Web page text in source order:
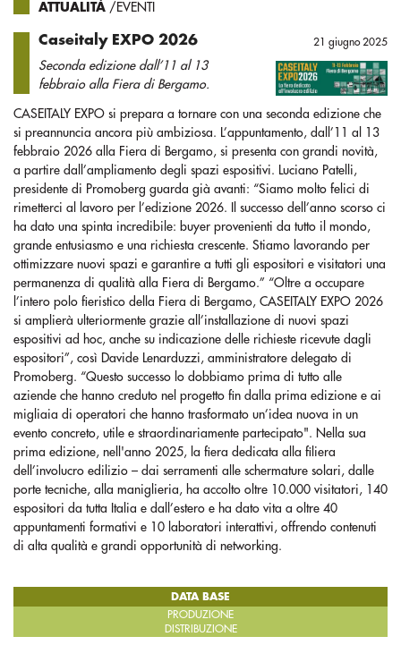
ATTUALITÀ /EVENTI
Caseitaly EXPO 2026
Seconda edizione dall’11 al 13
febbraio alla Fiera di Bergamo.
21 giugno 2025
CASEITALY EXPO si prepara a tornare con una seconda edizione che
si preannuncia ancora più ambiziosa. L’appuntamento, dall’11 al 13
febbraio 2026 alla Fiera di Bergamo, si presenta con grandi novità,
a partire dall’ampliamento degli spazi espositivi. Luciano Patelli,
presidente di Promoberg guarda già avanti: “Siamo molto felici di
rimetterci al lavoro per l’edizione 2026. Il successo dell’anno scorso ci
ha dato una spinta incredibile: buyer provenienti da tutto il mondo,
grande entusiasmo e una richiesta crescente. Stiamo lavorando per
ottimizzare nuovi spazi e garantire a tutti gli espositori e visitatori una
permanenza di qualità alla Fiera di Bergamo.” “Oltre a occupare
l’intero polo fieristico della Fiera di Bergamo, CASEITALY EXPO 2026
si amplierà ulteriormente grazie all’installazione di nuovi spazi
espositivi ad hoc, anche su indicazione delle richieste ricevute dagli
espositori”, così Davide Lenarduzzi, amministratore delegato di
Promoberg. “Questo successo lo dobbiamo prima di tutto alle
aziende che hanno creduto nel progetto fin dalla prima edizione e ai
migliaia di operatori che hanno trasformato un’idea nuova in un
evento concreto, utile e straordinariamente partecipato". Nella sua
prima edizione, nell'anno 2025, la fiera dedicata alla filiera
dell’involucro edilizio – dai serramenti alle schermature solari, dalle
porte tecniche, alla maniglieria, ha accolto oltre 10.000 visitatori, 140
espositori da tutta Italia e dall’estero e ha dato vita a oltre 40
appuntamenti formativi e 10 laboratori interattivi, offrendo contenuti
di alta qualità e grandi opportunità di networking.
DATA BASE
PRODUZIONE
DISTRIBUZIONE